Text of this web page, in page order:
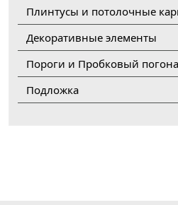
Плинтусы и потолочные
Декоративные элементы
Пороги и Пробковый
Подложка